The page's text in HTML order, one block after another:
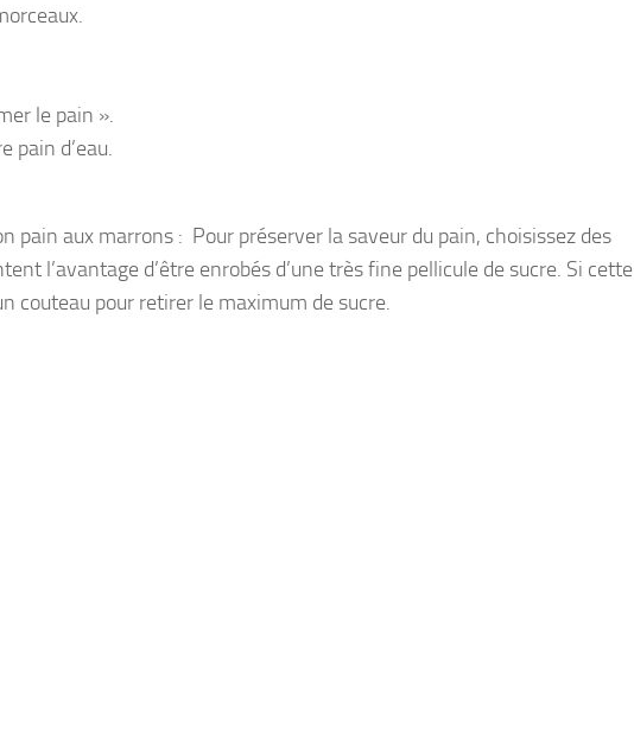
le pain ».
pain d’eau.
pain aux marrons : Pour préserver la saveur du pain, choisissez des
l’avantage d’être enrobés d’une très fine pellicule de sucre. Si cette
couteau pour retirer le maximum de sucre.